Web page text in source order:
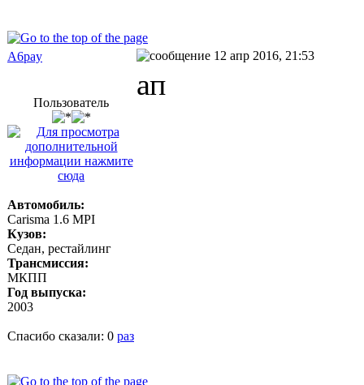
A6pay 12 апр 2016, 21:53
Пользователь
Автомобиль:
Carisma 1.6 MPI
Кузов:
Седан, рестайлинг
Трансмиссия:
МКПП
Год выпуска:
2003
Спасибо сказали: 0 раз
ап